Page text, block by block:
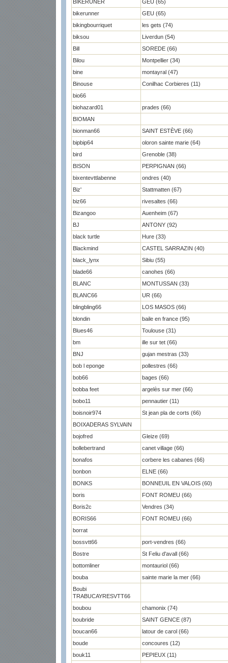
BIKERUNER
GEU (65)
bikerunner
GEU (65)
bikingbourriquet
les gets (74)
biksou
Liverdun (54)
Bill
SOREDE (66)
Bilou
Montpellier (34)
bine
montayral (47)
Binouse
Conilhac Corbieres (11)
bio66
biohazard01
prades (66)
BIOMAN
bionman66
SAINT ESTÈVE (66)
bipbip64
oloron sainte marie (64)
bird
Grenoble (38)
BISON
PERPIGNAN (66)
bixentevttlabenne
ondres (40)
Biz'
Stattmatten (67)
biz66
rivesaltes (66)
Bizangoo
Auenheim (67)
BJ
ANTONY (92)
black turtle
Hure (33)
Blackmind
CASTEL SARRAZIN (40)
black_lynx
Sibiu (55)
blade66
canohes (66)
BLANC
MONTUSSAN (33)
BLANC66
UR (66)
blingbling66
LOS MASOS (66)
blondin
baile en france (95)
Blues46
Toulouse (31)
bm
ille sur tet (66)
BNJ
gujan mestras (33)
bob l eponge
pollestres (66)
bob66
bages (66)
bobba feet
argelès sur mer (66)
bobo11
pennautier (11)
boisnoir974
St jean pla de corts (66)
BOIXADERAS SYLVAIN
bojofred
Gleize (69)
bollebertrand
canet village (66)
bonafos
corbere les cabanes (66)
bonbon
ELNE (66)
BONKS
BONNEUIL EN VALOIS (60)
boris
FONT ROMEU (66)
Boris2c
Vendres (34)
BORIS66
FONT ROMEU (66)
borrat
bossvtt66
port-vendres (66)
Bostre
St Feliu d'avall (66)
bottomliner
montauriol (66)
bouba
sainte marie la mer (66)
Boubi
TRABUCAYRESVTT66
boubou
chamonix (74)
boubride
SAINT GENCE (87)
boucan66
latour de carol (66)
boude
concoures (12)
bouk11
PEPIEUX (11)